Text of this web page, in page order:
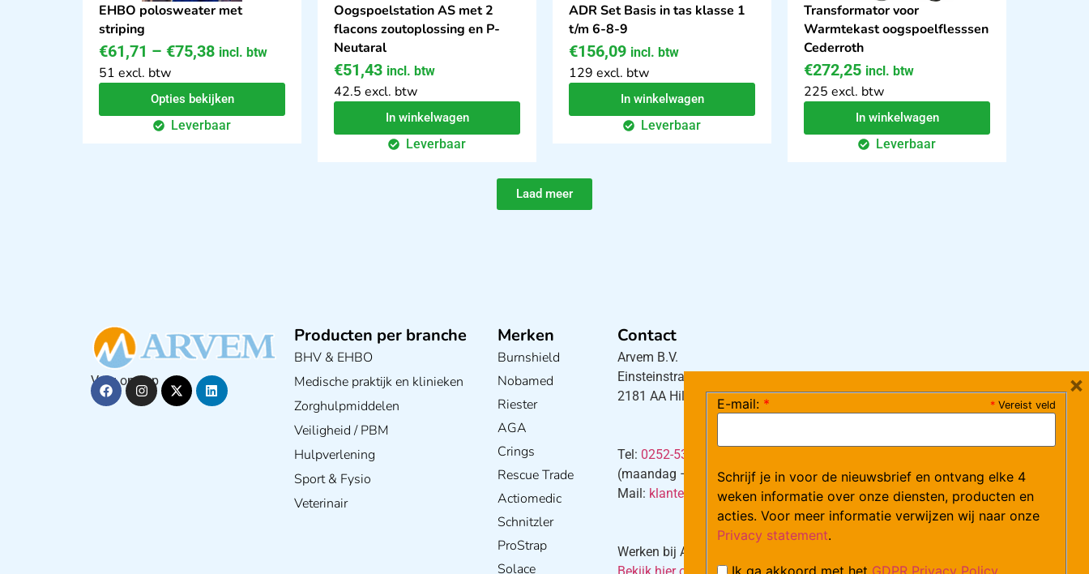
EHBO polosweater met
striping
€61,71 – €75,38 incl. btw
51 excl. btw
Opties bekijken
Leverbaar
Oogspoelstation AS met 2
flacons zoutoplossing en P-
Neutaral
€51,43 incl. btw
42.5 excl. btw
In winkelwagen
Leverbaar
ADR Set Basis in tas klasse 1
t/m 6-8-9
€156,09 incl. btw
129 excl. btw
In winkelwagen
Leverbaar
Transformator voor
Warmtekast oogspoelflesssen
Cederroth
€272,25 incl. btw
225 excl. btw
In winkelwagen
Leverbaar
Laad meer
Volg ons op
Producten per branche
BHV & EHBO
Medische praktijk en klinieken
Zorghulpmiddelen
Veiligheid / PBM
Hulpverlening
Sport & Fysio
Veterinair
Merken
Burnshield
Nobamed
Riester
AGA
Crings
Rescue Trade
Actiomedic
Schnitzler
ProStrap
Solace
Contact
Arvem B.V.
Einsteinstraat 5
2181 AA Hillegom
Tel: 0252-533256
(maandag – donderdag 08:30-17:15 uur / vrijdag 08:30-16:00 uur)
Mail: klantenservice@arvem.nl
Werken bij Arvem?
Bekijk hier onze vacatures.
* Vereist veld
E-mail: *
Schrijf je in voor de nieuwsbrief en ontvang elke 4
weken informatie over onze diensten, producten en
acties. Voor meer informatie verwijzen wij naar onze
Privacy statement.
Ik ga akkoord met het GDPR Privacy Policy
×